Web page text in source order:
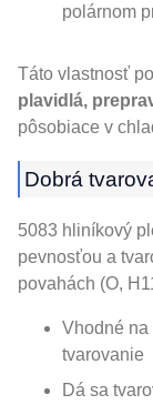
polárnom
Táto vlastnosť
plavidlá,
pôsobiace v
Dobrá
5083 hliníkový
pevnosťou a
povahách (O,
Vhodné na
tvarovanie
Dá sa